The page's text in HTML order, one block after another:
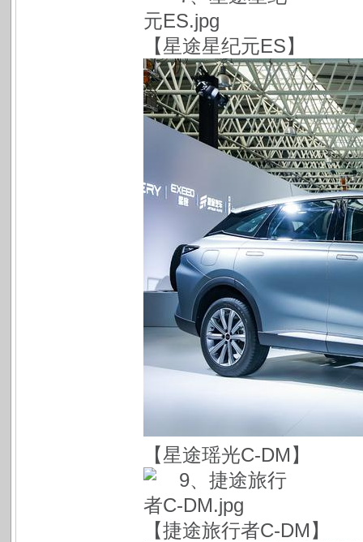
【星途星纪元ES】
【星途瑶光C-DM】
【捷途旅行者C-DM】